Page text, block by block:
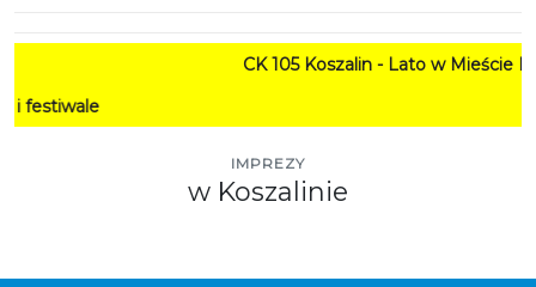
CK 105 Koszalin - Lato w Mieście HARMONOGRAM
IMPREZY
w Koszalinie